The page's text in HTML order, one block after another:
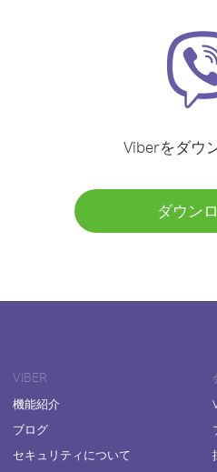
Viberをダウ
ダウン
VIBER
機能紹介
ブログ
セキュリティについて